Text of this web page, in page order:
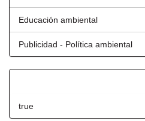
Educación ambiental
Publicidad - Política ambiental
true